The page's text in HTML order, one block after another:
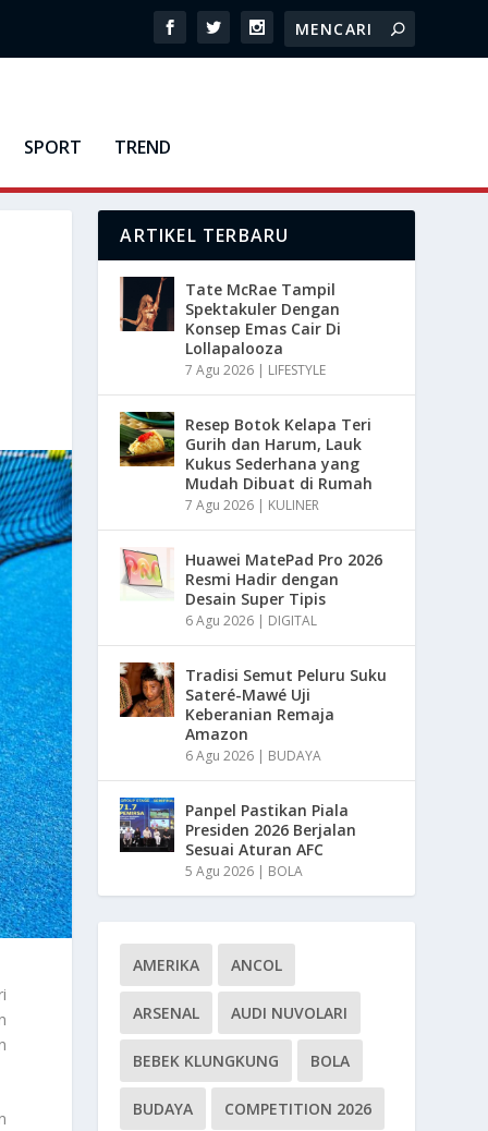
SPORT TREND
ARTIKEL TERBARU
Tate McRae Tampil
Spektakuler Dengan
Konsep Emas Cair Di
Lollapalooza
7 Agu 2026 | LIFESTYLE
Resep Botok Kelapa Teri
Gurih dan Harum, Lauk
Kukus Sederhana yang
Mudah Dibuat di Rumah
7 Agu 2026 | KULINER
Huawei MatePad Pro 2026
Resmi Hadir dengan
Desain Super Tipis
6 Agu 2026 | DIGITAL
Tradisi Semut Peluru Suku
Sateré-Mawé Uji
Keberanian Remaja
Amazon
6 Agu 2026 | BUDAYA
Panpel Pastikan Piala
Presiden 2026 Berjalan
Sesuai Aturan AFC
5 Agu 2026 | BOLA
AMERIKA ANCOL
ARSENAL AUDI NUVOLARI
BEBEK KLUNGKUNG BOLA
BUDAYA COMPETITION 2026